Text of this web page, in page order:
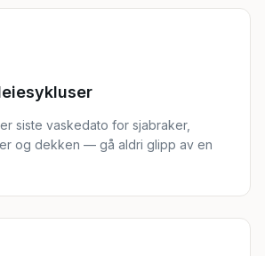
siste vaskedato for sjabraker,
og dekken — gå aldri glipp av en